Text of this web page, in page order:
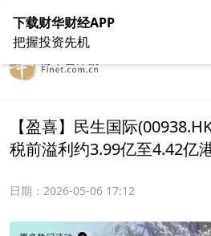
在线客服 关于我们
【盈喜】民生国际
税前溢利约3.99亿至4.42亿
日期： 2026-05-06 17:12
下载财华财经APP
把握投资先机